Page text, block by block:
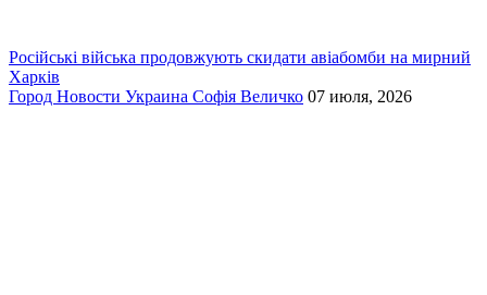
Російські війська продовжують скидати авіабомби на мирний
Харків
Город Новости Украина Софія Величко 07 июля, 2026